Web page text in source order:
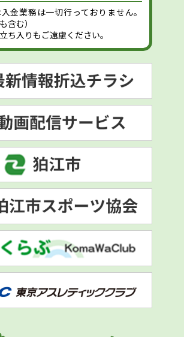
金業務は一切行っておりません。
含む）
ち入りもご遠慮ください。